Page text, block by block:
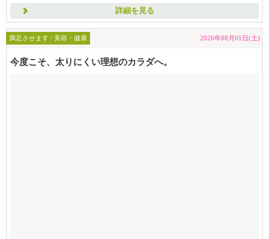
詳細を見る
満足させます / 美容・健康 2026年08月01日(土)
今度こそ、太りにくい理想のカラダへ。